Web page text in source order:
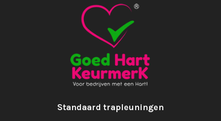
Standaard trapleuningen